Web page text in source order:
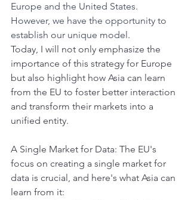
Europe and the United States.
However, we have the opportunity to
establish our unique model.
Today, I will not only emphasize the
importance of this strategy for Europe
but also highlight how Asia can learn
from the EU to foster better interaction
and transform their markets into a
unified entity.
A Single Market for Data: The EU's
focus on creating a single market for
data is crucial, and here's what Asia can
learn from it: